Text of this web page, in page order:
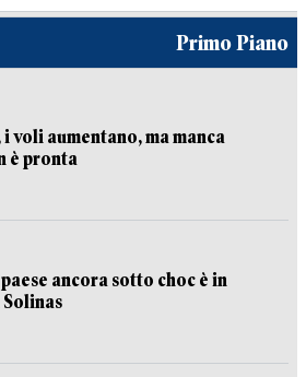
Primo Piano
voli aumentano, ma manca
è pronta
ancora sotto choc è in